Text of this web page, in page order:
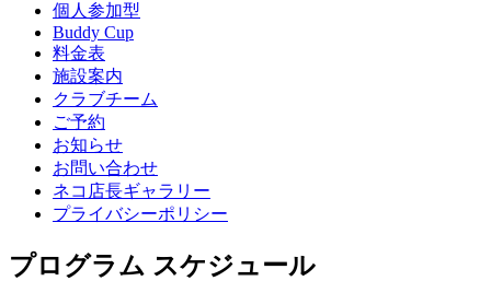
個人参加型
Buddy Cup
料金表
施設案内
クラブチーム
ご予約
お知らせ
お問い合わせ
ネコ店長ギャラリー
プライバシーポリシー
プログラム スケジュール